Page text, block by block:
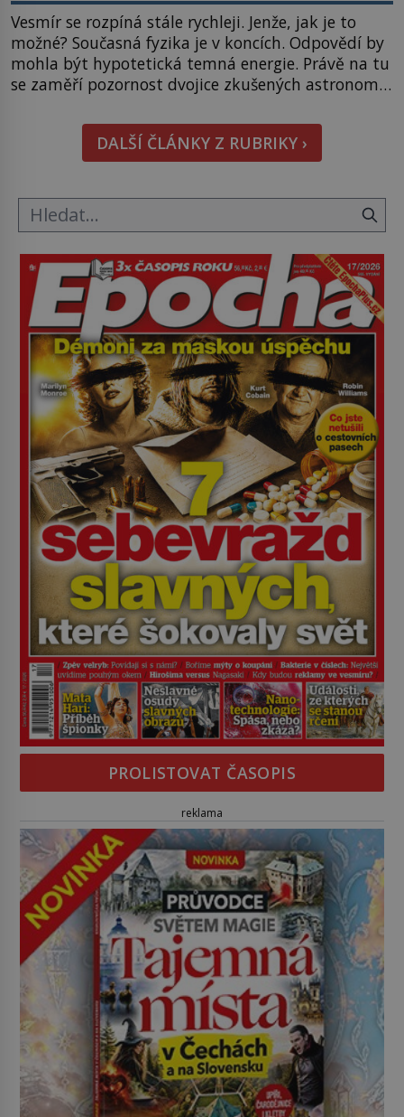
Vesmír se rozpíná stále rychleji. Jenže, jak je to
možné? Současná fyzika je v koncích. Odpovědí by
mohla být hypotetická temná energie. Právě na tu
se zaměří pozornost dvojice zkušených astronomů.
hmatatelnějšího. Naprosto rekordní kometu!
Astronomové Pedro Bernardinelli a Gary Bernstein
mravenčí prací zkoumají archivní snímky v rámci
DALŠÍ ČLÁNKY Z RUBRIKY ›
PROLISTOVAT ČASOPIS
reklama